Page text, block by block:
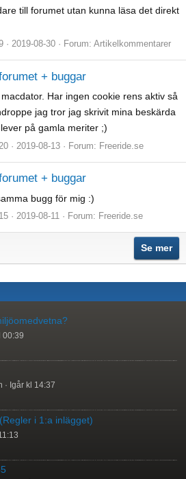
till forumet utan kunna läsa det direkt
2019-08-30 Forum: Artikelkommentarer
+ buggar
Har ingen cookie rens aktiv så
jag tror jag skrivit mina beskärda
på gamla meriter ;)
2019-08-13 Forum: Freeride.se
+ buggar
bugg för mig :)
2019-08-11 Forum: Freeride.se
Se mer
00:39
Igår kl 14:37
i 1:a inlägget)